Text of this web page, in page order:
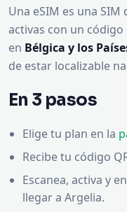
Una eSIM es una
activas con un
en Bélgica y los
de estar localizable
En 3 pasos
Elige tu plan en la
Recibe tu código
Escanea, activa y
llegar a Argelia.